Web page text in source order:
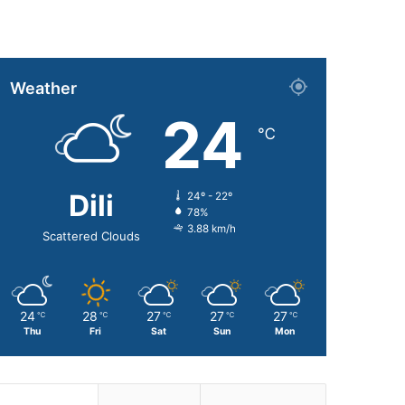
Weather
Dili
Scattered Clouds
24 ℃
24º - 22º
78%
3.88 km/h
24 ℃
Thu
28 ℃
Fri
27 ℃
Sat
27 ℃
Sun
27 ℃
Mon